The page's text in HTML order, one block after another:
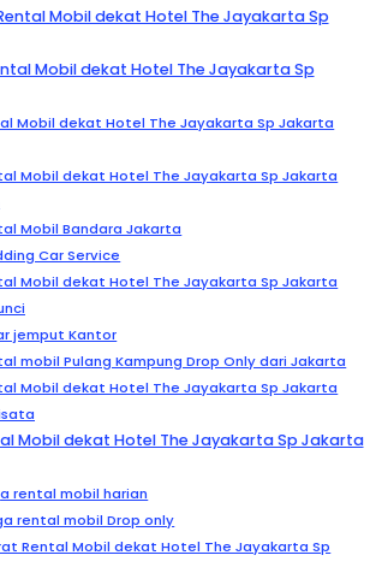
Mobil dekat Hotel The Jayakarta Sp
Mobil dekat Hotel The Jayakarta Sp
Mobil dekat Hotel The Jayakarta Sp Jakarta
Mobil dekat Hotel The Jayakarta Sp Jakarta
Mobil Bandara Jakarta
Car Service
Mobil dekat Hotel The Jayakarta Sp Jakarta
jemput Kantor
mobil Pulang Kampung Drop Only dari Jakarta
Mobil dekat Hotel The Jayakarta Sp Jakarta
Mobil dekat Hotel The Jayakarta Sp Jakarta
rental mobil harian
rental mobil Drop only
Rental Mobil dekat Hotel The Jayakarta Sp